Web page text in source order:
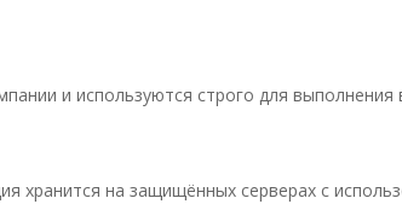
и используются строго для выполнения
на защищённых серверах с